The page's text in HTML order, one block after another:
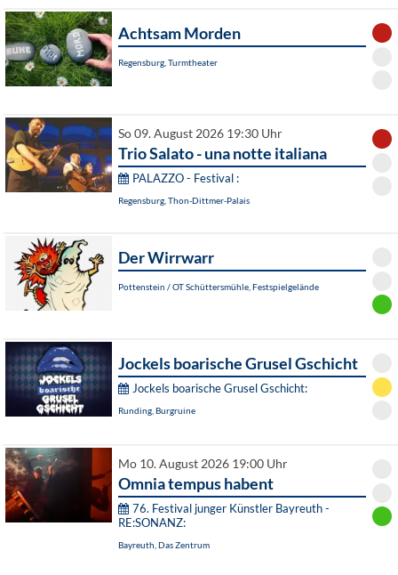
Achtsam Morden
Regensburg, Turmtheater
So 09. August 2026 19:30 Uhr
Trio Salato - una notte italiana
PALAZZO - Festival :
Regensburg, Thon-Dittmer-Palais
Der Wirrwarr
Pottenstein / OT Schüttersmühle, Festspielgelände
Jockels boarische Grusel Gschicht
Jockels boarische Grusel Gschicht:
Runding, Burgruine
Mo 10. August 2026 19:00 Uhr
Omnia tempus habent
76. Festival junger Künstler Bayreuth -
RE:SONANZ:
Bayreuth, Das Zentrum